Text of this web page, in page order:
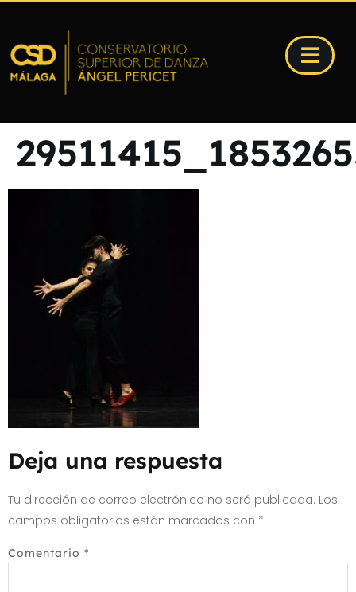
Deja una respuesta
Tu dirección de correo electrónico no será publicada. Los
campos obligatorios están marcados con *
Comentario *